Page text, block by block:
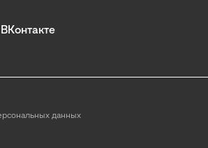
данных